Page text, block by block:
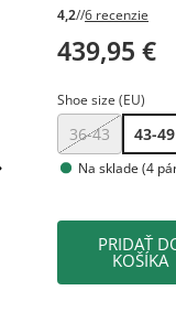
4,2//6 recenzie
439,95 €
Shoe size (EU)
36-43 43-49
Na sklade (4
PRIDAŤ
KOŠÍKA